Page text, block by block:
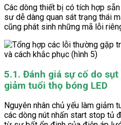
Các dòng thiết bị có tích hợp
sư dễ dàng quan sát trạng thái
cũng phát sinh những mã lỗi
5.1. Đánh giá sự cố do
giảm tuổi thọ bóng LED
Nguyên nhân chủ yếu làm giảm
các dòng nút nhấn start stop tủ